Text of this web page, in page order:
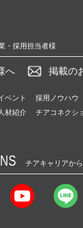
・採用担当者様
へ 掲載の
ベント 採用ノウハウ
材紹介 チアコネクシ
チアキャリアか